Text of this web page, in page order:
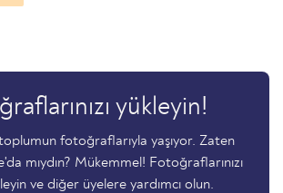
yükleyin!
fotoğraflarıyla yaşıyor. Zaten
mıydın? Mükemmel! Fotoğraflarınızı
ve diğer üyelere yardımcı olun.